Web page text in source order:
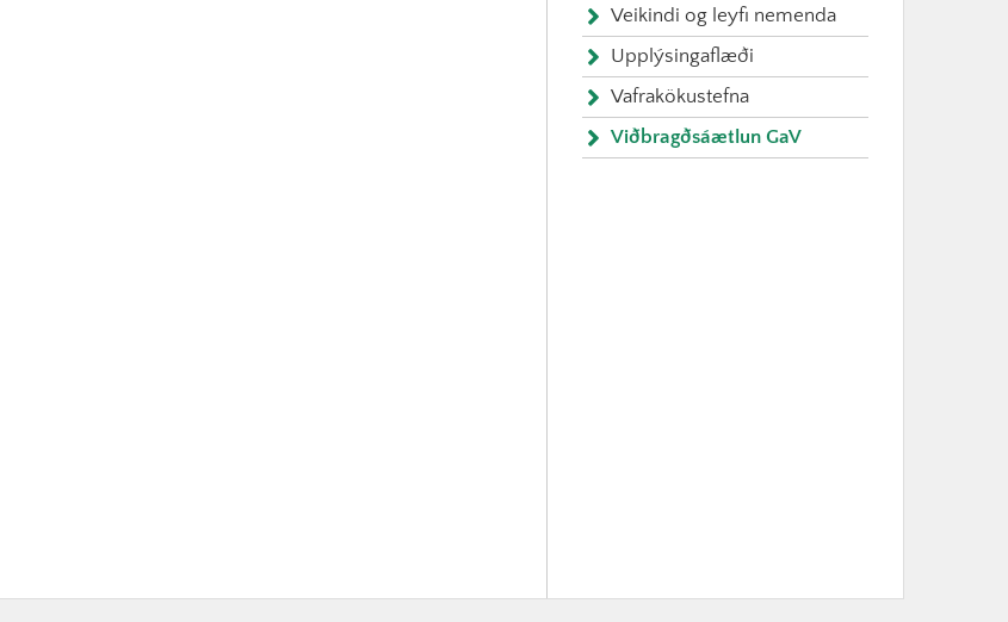
Veikindi og leyfi nemenda
Upplýsingaflæði
Vafrakökustefna
Viðbragðsáætlun GaV